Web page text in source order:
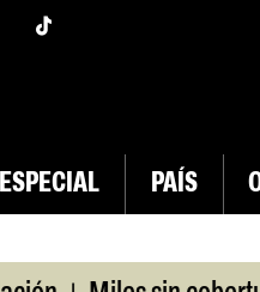
facebook
PAÍS